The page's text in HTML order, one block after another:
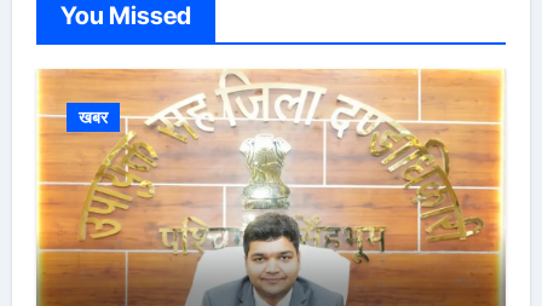
You Missed
खबर